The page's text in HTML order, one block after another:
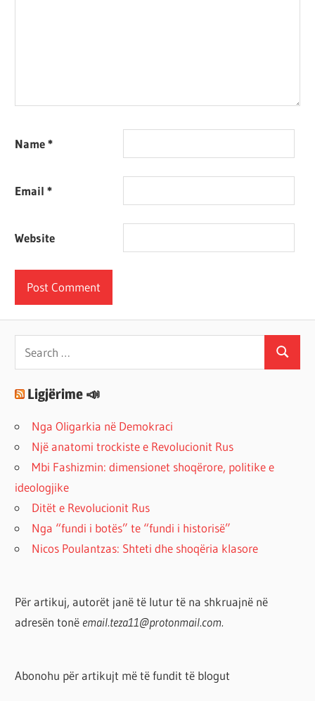
Name*
Email*
Website
Search
Ligjërime 📣
Nga Oligarkia në Demokraci
Një anatomi trockiste e Revolucionit Rus
Mbi Fashizmin: dimensionet shoqërore, politike e
ideologjike
Ditët e Revolucionit Rus
Nga “fundi i botës” te “fundi i historisë”
Nicos Poulantzas: Shteti dhe shoqëria klasore
Për artikuj, autorët janë të lutur të na shkruajnë në
adresën tonë email.teza11@protonmail.com.
Abonohu për artikujt më të fundit të blogut